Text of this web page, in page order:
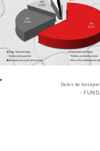
Datos de
-